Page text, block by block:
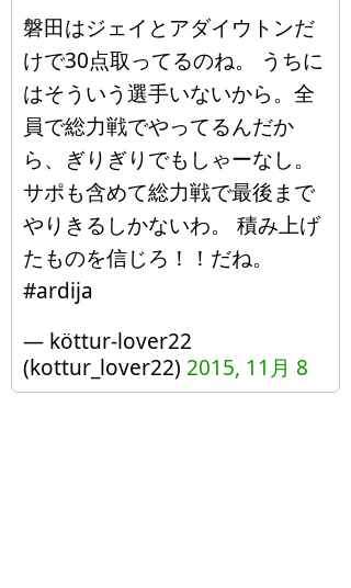
磐田はジェイとアダイウトンだ
けで30点取ってるのね。 うちに
はそういう選手いないから。全
員で総力戦でやってるんだか
ら、ぎりぎりでもしゃーなし。
サポも含めて総力戦で最後まで
やりきるしかないわ。 積み上げ
たものを信じろ！！だね。
#ardija
— köttur-lover22
(kottur_lover22) 2015, 11月 8